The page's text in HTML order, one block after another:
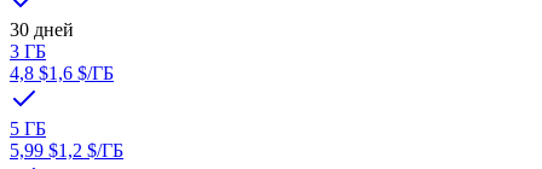
30 дней
3 ГБ
4,8 $1,6 $/ГБ
5 ГБ
5,99 $1,2 $/ГБ